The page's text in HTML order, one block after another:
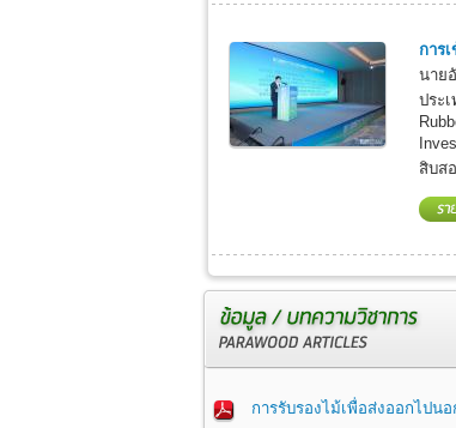
การ
นาย
ประ
สิบสอ
การรับรองไม้เพื่อส่งออกไปน